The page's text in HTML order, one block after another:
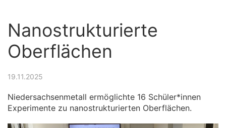
Nanostrukturierte
Oberflächen
19.11.2025
Niedersachsenmetall ermöglichte 16 Schüler*innen
Experimente zu nanostrukturierten Oberflächen.